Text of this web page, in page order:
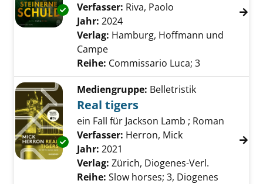
Exemplar-Details von Steinerne Schuld
Verfasser: Riva, Paolo Suche nach
Jahr: 2024
Verlag: Hamburg, Hoffmann und
Campe
Reihe: Commissario Luca; 3
Exemplar-Details von Real tigers anzeigen
Mediengruppe: Belletristik
Real tigers
ein Fall für Jackson Lamb ; Roman
Verfasser: Herron, Mick Suche nach
Jahr: 2021
Verlag: Zürich, Diogenes-Verl.
Reihe: Slow horses; 3, Diogenes